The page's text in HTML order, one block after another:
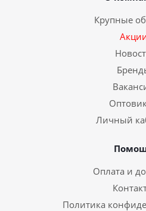
Крупные
Личный
Оплата и
Политика